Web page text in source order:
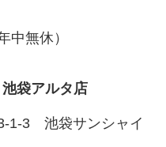
中無休）
袋アルタ店
1-3 池袋サンシャイ